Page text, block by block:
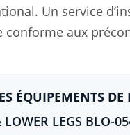
Un service
conforme aux
ÉQUIPEMENTS
LOWER LEGS BLO-